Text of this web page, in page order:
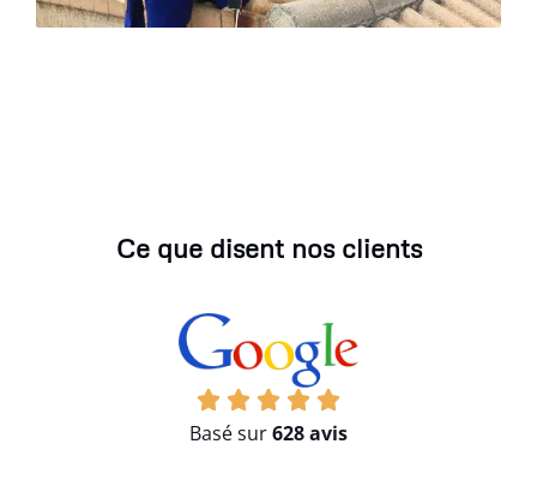
Ce que disent nos clients
Basé sur628 avis